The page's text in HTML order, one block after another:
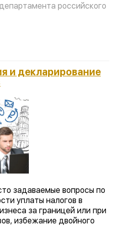
российского
и декларирование
задаваемые вопросы по
уплаты налогов в
за границей или при
избежание двойного